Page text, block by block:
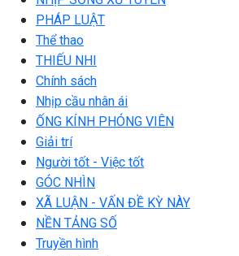
PHÁP LUẬT
Thể thao
THIẾU NHI
Chính sách
Nhịp cầu nhân ái
ỐNG KÍNH PHÓNG VIÊN
Giải trí
Người tốt - Việc tốt
GÓC NHÌN
XÃ LUẬN - VẤN ĐỀ KỲ NÀY
NỀN TẢNG SỐ
Truyền hình